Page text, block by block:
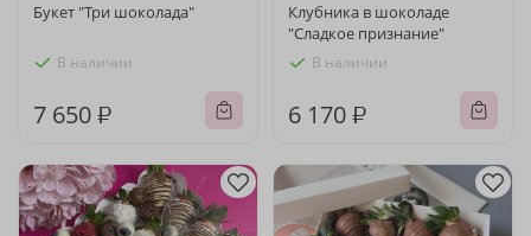
Букет "Три шоколада"
В наличии
7 650 ₽
Клубника в шоколаде
"Сладкое признание"
В наличии
6 170 ₽